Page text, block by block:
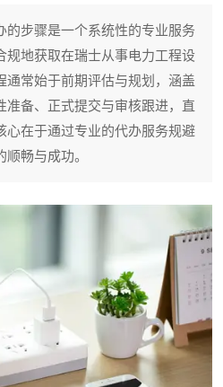
的步骤是一个系统性的专业服务
规地获取在瑞士从事电力工程设
通常始于前期评估与规划，涵盖
准备、正式提交与审核跟进，直
心在于通过专业的代办服务规避
畅与成功。